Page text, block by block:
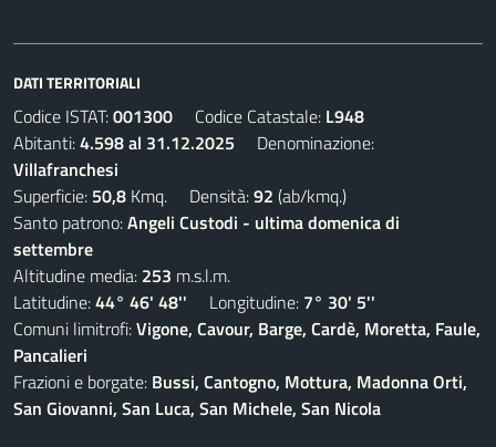
DATI TERRITORIALI
Codice ISTAT:001300 Codice Catastale: L948
Abitanti:4.598 al 31.12.2025 Denominazione:
Villafranchesi
Superficie: 50,8 Kmq. Densità:92 (ab/kmq.)
Santo patrono:Angeli Custodi - ultima domenica di
settembre
Altitudine media: 253 m.s.l.m.
Latitudine:44° 46' 48'' Longitudine: 7° 30' 5''
Comuni limitrofi:Vigone, Cavour, Barge, Cardè, Moretta, Faule,
Pancalieri
Frazioni e borgate: Bussi, Cantogno, Mottura, Madonna Orti,
San Giovanni, San Luca, San Michele, San Nicola